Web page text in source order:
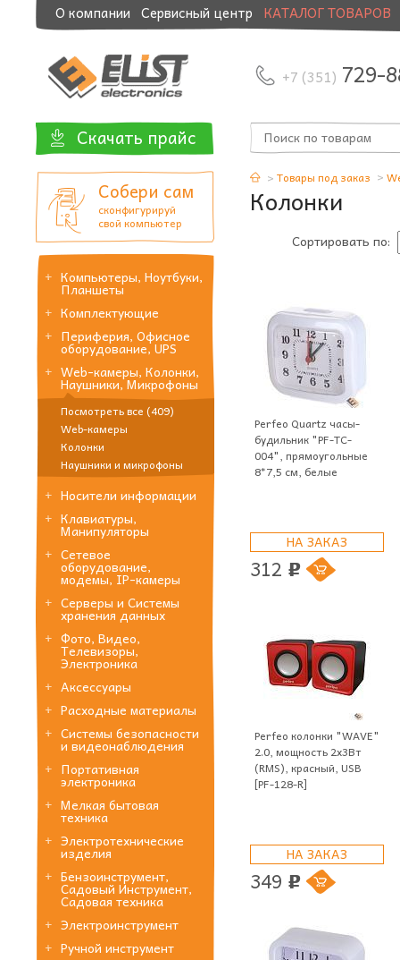
О компании Сервисный центр КАТАЛОГ ТОВАРОВ
+7 (351) 729-
Скачать прайс
Собери сам
сконфигурируй
свой компьютер
Компьютеры, Ноутбуки,
Планшеты
Комплектующие
Периферия, Офисное
оборудование, UPS
Web-камеры, Колонки,
Наушники, Микрофоны
Посмотреть все (409)
Web-камеры
Колонки
Наушники и микрофоны
Носители информации
Клавиатуры,
Манипуляторы
Сетевое
оборудование,
модемы, IP-камеры
Серверы и Системы
хранения данных
Фото, Видео,
Телевизоры,
Электроника
Аксессуары
Расходные материалы
Системы безопасности
и видеонаблюдения
Портативная
электроника
Мелкая бытовая
техника
Электротехнические
изделия
Бензоинструмент,
Садовый Инструмент,
Садовая техника
Электроинструмент
Ручной инструмент
Товары под заказ
Колонки
Сортировать по:
Perfeo Quartz часы-
будильник "PF-TC-
004", прямоугольные
8*7,5 см, белые
НА ЗАКАЗ
312 p
Perfeo колонки "WAVE"
2.0, мощность 2х3Вт
(RMS), красный, USB
[PF-128-R]
НА ЗАКАЗ
349 p